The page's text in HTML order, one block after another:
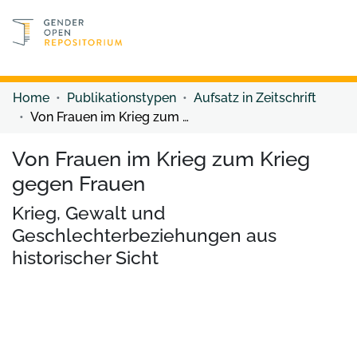
Discover content
Home Publikationstypen
Aufsatz in Zeitschrift
Von Frauen im Krieg zum Krieg gegen Frauen
Von Frauen im Krieg zum Krieg
gegen Frauen
Krieg, Gewalt und
Geschlechterbeziehungen aus
historischer Sicht